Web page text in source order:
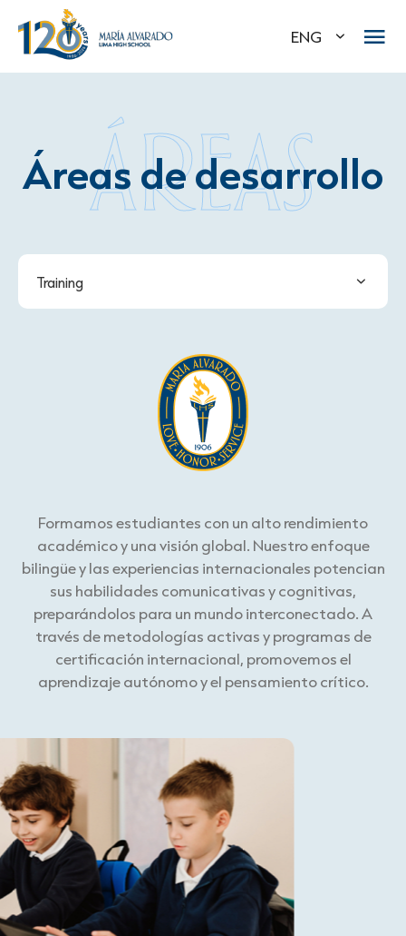
ENG
ÁREAS
Áreas de desarrollo
Training
Formamos estudiantes con un alto rendimiento
académico y una visión global. Nuestro enfoque
bilingüe y las experiencias internacionales potencian
sus habilidades comunicativas y cognitivas,
preparándolos para un mundo interconectado. A
través de metodologías activas y programas de
certificación internacional, promovemos el
aprendizaje autónomo y el pensamiento crítico.